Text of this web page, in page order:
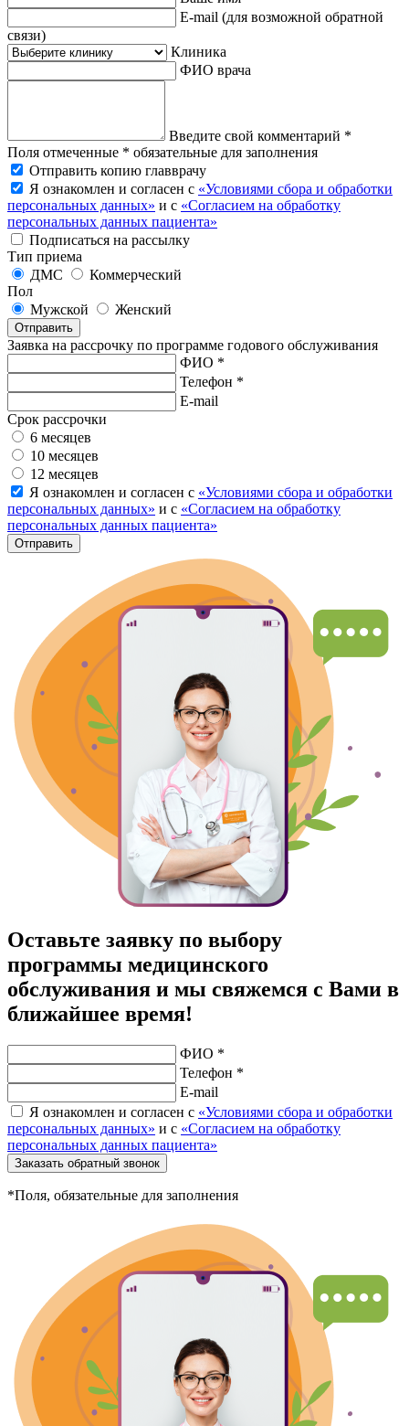
E-mail (для возможной обратной
связи)
Клиника
ФИО врача
Введите свой комментарий *
Поля отмеченные * обязательные для заполнения
Отправить копию главврачу
Я ознакомлен и согласен с «Условиями сбора и обработки
персональных данных» и с «Согласием на обработку
персональных данных пациента»
Подписаться на рассылку
Тип приема
ДМС
Коммерческий
Пол
Мужской
Женский
Отправить
Заявка на рассрочку по программе годового обслуживания
ФИО *
Телефон *
E-mail
Срок рассрочки
6 месяцев
10 месяцев
12 месяцев
Я ознакомлен и согласен с «Условиями сбора и обработки
персональных данных» и с «Согласием на обработку
персональных данных пациента»
Отправить
Оставьте заявку по выбору
программы медицинского
обслуживания и мы свяжемся с Вами в
ближайшее время!
ФИО *
Телефон *
E-mail
Я ознакомлен и согласен с «Условиями сбора и обработки
персональных данных» и с «Согласием на обработку
персональных данных пациента»
Заказать обратный звонок
*Поля, обязательные для заполнения